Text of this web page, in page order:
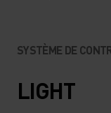
SYSTÈME DE
LIGHT